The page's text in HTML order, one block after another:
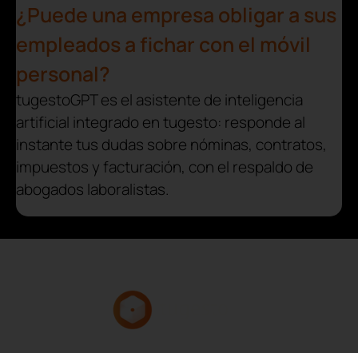
¿Puede una empresa obligar a sus
empleados a fichar con el móvil
personal?
tugestoGPT es el asistente de inteligencia
artificial integrado en tugesto: responde al
instante tus dudas sobre nóminas, contratos,
impuestos y facturación, con el respaldo de
abogados laboralistas.